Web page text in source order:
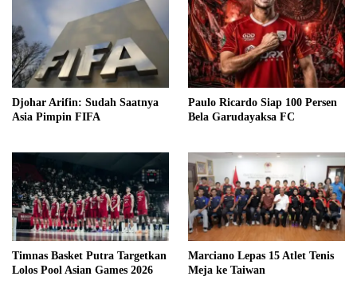
Djohar Arifin: Sudah Saatnya
Asia Pimpin FIFA
Paulo Ricardo Siap 100 Persen
Bela Garudayaksa FC
Timnas Basket Putra Targetkan
Lolos Pool Asian Games 2026
Marciano Lepas 15 Atlet Tenis
Meja ke Taiwan